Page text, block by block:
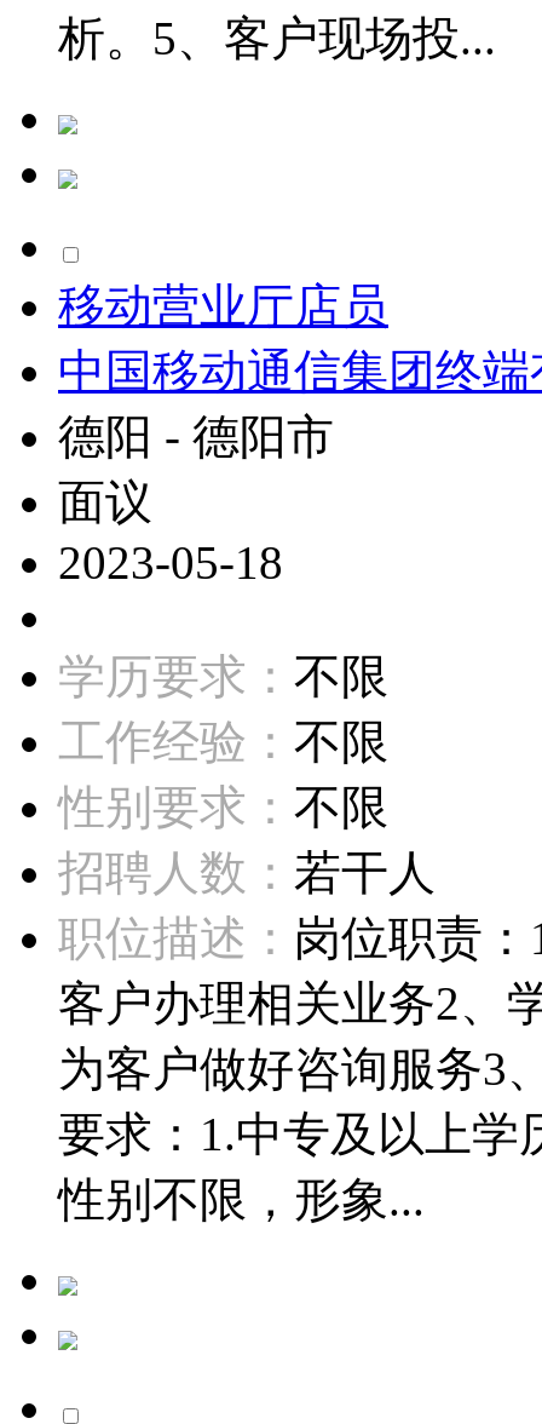
析。5、客户现场投...
移动营业厅店员
中国移动通信集团终
德阳 - 德阳市
面议
2023-05-18
学历要求： 不限
工作经验： 不限
性别要求： 不限
招聘人数： 若干人
职位描述： 岗位职责
客户办理相关业务2、
为客户做好咨询服务3
要求：1.中专及以上学
性别不限，形象...